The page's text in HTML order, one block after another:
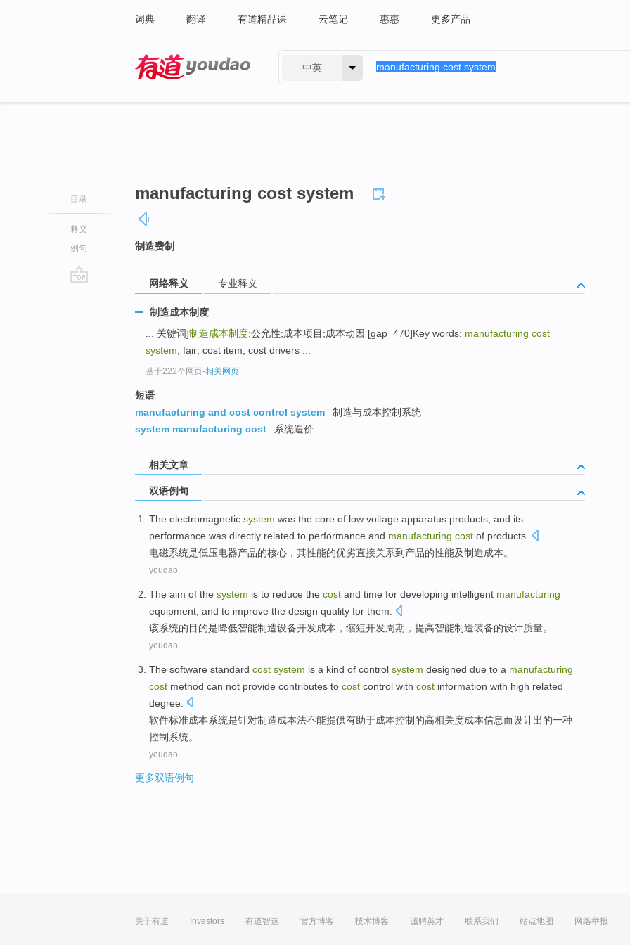
词典 翻译 有道精品课 云笔记 惠惠 更多产品
中英
目录
释义
例句
manufacturing cost system
制造费制
网络释义 专业释义
制造成本制度
... 关键词]制造成本制度;公允性;成本项目;成本动因 [gap=470]Key words: manufacturing cost
system; fair; cost item; cost drivers ...
基于222个网页-相关网页
短语
manufacturing and cost control system
制造与成本控制系统
system manufacturing cost
系统造价
相关文章
双语例句
The electromagnetic system was the core of low voltage apparatus products , and its
performance was directly related to performance and manufacturing cost of products.
电磁系统是低压电器产品的核心 ， 其性能的优劣直接关系到 产品的性能及制造成本。
youdao
The aim of the system is to reduce the cost and time for developing intelligent manufacturing
equipment , and to improve the design quality for them.
该系统的目的是降低智能制造设备开发成本 ，缩短开发周期， 提高智能制造装备的设计质量。
youdao
The software standard cost system is a kind of control system designed due to a manufacturing
cost method can not provide contributes to cost control with cost information with high related
degree
软件标准成本系统是针对制造成本法不能提供有助于成本控制 的高相关度成本信息而设计出的一种
控制系统。
youdao
更多双语例句
关于有道 Investors 有道智选 官方博客 技术博客 诚聘英才 联系我们 站点地图 网络举报